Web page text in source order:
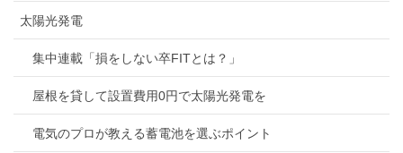
太陽光発電
集中連載「損をしない卒FITとは？」
屋根を貸して設置費用0円で太陽光発電を
電気のプロが教える蓄電池を選ぶポイント